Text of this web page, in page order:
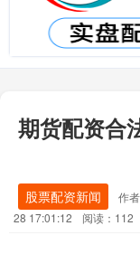
期货配资合
股票配资新闻 作
28 17:01:12
阅读：112